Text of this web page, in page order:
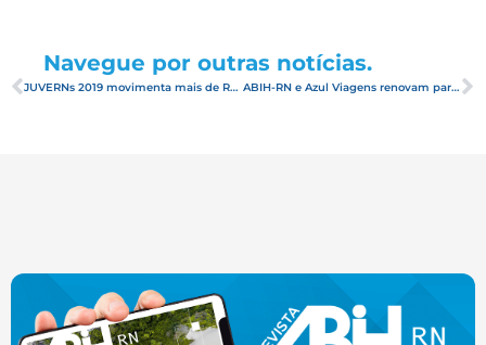
Navegue por outras notícias.
JUVERNs 2019 movimenta mais de R$ 350 mil reais para a hotelaria potiguar ABIH-RN e Azul Viagens renovam parceria para Campanha de Vendas